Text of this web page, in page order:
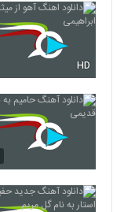
5359
HD